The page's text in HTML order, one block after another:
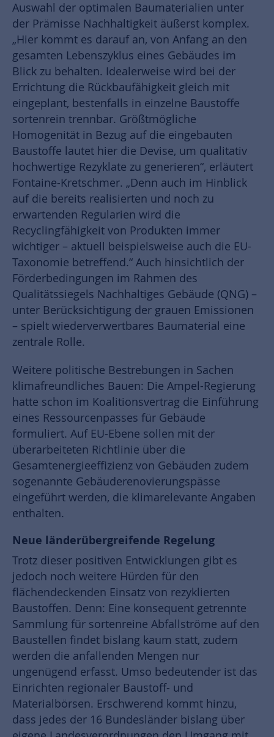
Auswahl der optimalen Baumaterialien unter
der Prämisse Nachhaltigkeit äußerst komplex.
„Hier kommt es darauf an, von Anfang an den
gesamten Lebenszyklus eines Gebäudes im
Blick zu behalten. Idealerweise wird bei der
Errichtung die Rückbaufähigkeit gleich mit
eingeplant, bestenfalls in einzelne Baustoffe
sortenrein trennbar. Größtmögliche
Homogenität in Bezug auf die eingebauten
Baustoffe lautet hier die Devise, um qualitativ
hochwertige Rezyklate zu generieren“, erläutert
Fontaine-Kretschmer. „Denn auch im Hinblick
auf die bereits realisierten und noch zu
erwartenden Regularien wird die
Recyclingfähigkeit von Produkten immer
wichtiger – aktuell beispielsweise auch die EU-
Taxonomie betreffend.“ Auch hinsichtlich der
Förderbedingungen im Rahmen des
Qualitätssiegels Nachhaltiges Gebäude (QNG) –
unter Berücksichtigung der grauen Emissionen
– spielt wiederverwertbares Baumaterial eine
zentrale Rolle.
Weitere politische Bestrebungen in Sachen
klimafreundliches Bauen: Die Ampel-Regierung
hatte schon im Koalitionsvertrag die Einführung
eines Ressourcenpasses für Gebäude
formuliert. Auf EU-Ebene sollen mit der
überarbeiteten Richtlinie über die
Gesamtenergieeffizienz von Gebäuden zudem
sogenannte Gebäuderenovierungspässe
eingeführt werden, die klimarelevante Angaben
enthalten.
Neue länderübergreifende Regelung
Trotz dieser positiven Entwicklungen gibt es
jedoch noch weitere Hürden für den
flächendeckenden Einsatz von rezyklierten
Baustoffen. Denn: Eine konsequent getrennte
Sammlung für sortenreine Abfallströme auf den
Baustellen findet bislang kaum statt, zudem
werden die anfallenden Mengen nur
ungenügend erfasst. Umso bedeutender ist das
Einrichten regionaler Baustoff- und
Materialbörsen. Erschwerend kommt hinzu,
dass jedes der 16 Bundesländer bislang über